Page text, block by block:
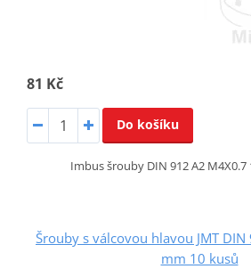
81 Kč
Do košíku
Imbus šrouby DIN 912 A2 M4X0.7
Šrouby s válcovou hlavou JMT
mm 10 kusů